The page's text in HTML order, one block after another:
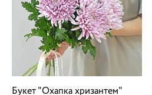
Букет "Охапка хризантем"